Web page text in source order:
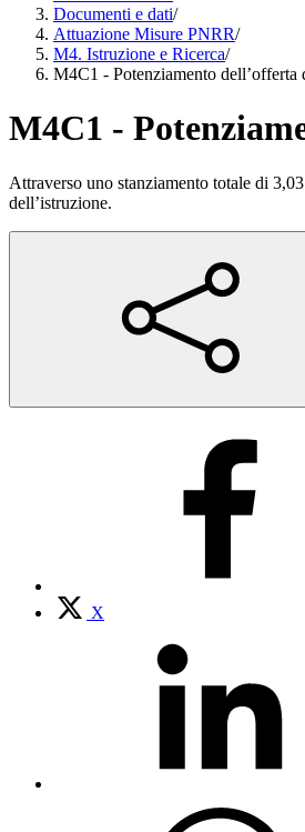
Documenti e dati/
Attuazione Misure PNRR/
M4. Istruzione e Ricerca/
M4C1 - Potenziamento
M4C1 -
Attraverso uno stanziamento totale di
dell’istruzione.
X